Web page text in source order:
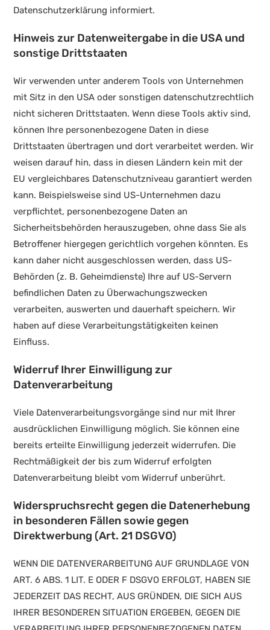
Datenschutzerklärung informiert.
Hinweis zur Datenweitergabe in die USA und
sonstige Drittstaaten
Wir verwenden unter anderem Tools von Unternehmen
mit Sitz in den USA oder sonstigen datenschutzrechtlich
nicht sicheren Drittstaaten. Wenn diese Tools aktiv sind,
können Ihre personenbezogene Daten in diese
Drittstaaten übertragen und dort verarbeitet werden. Wir
weisen darauf hin, dass in diesen Ländern kein mit der
EU vergleichbares Datenschutzniveau garantiert werden
kann. Beispielsweise sind US-Unternehmen dazu
verpflichtet, personenbezogene Daten an
Sicherheitsbehörden herauszugeben, ohne dass Sie als
Betroffener hiergegen gerichtlich vorgehen könnten. Es
kann daher nicht ausgeschlossen werden, dass US-
Behörden (z. B. Geheimdienste) Ihre auf US-Servern
befindlichen Daten zu Überwachungszwecken
verarbeiten, auswerten und dauerhaft speichern. Wir
haben auf diese Verarbeitungstätigkeiten keinen
Einfluss.
Widerruf Ihrer Einwilligung zur
Datenverarbeitung
Viele Datenverarbeitungsvorgänge sind nur mit Ihrer
ausdrücklichen Einwilligung möglich. Sie können eine
bereits erteilte Einwilligung jederzeit widerrufen. Die
Rechtmäßigkeit der bis zum Widerruf erfolgten
Datenverarbeitung bleibt vom Widerruf unberührt.
Widerspruchsrecht gegen die Datenerhebung
in besonderen Fällen sowie gegen
Direktwerbung (Art. 21 DSGVO)
WENN DIE DATENVERARBEITUNG AUF GRUNDLAGE VON
ART. 6 ABS. 1 LIT. E ODER F DSGVO ERFOLGT, HABEN SIE
JEDERZEIT DAS RECHT, AUS GRÜNDEN, DIE SICH AUS
IHRER BESONDEREN SITUATION ERGEBEN, GEGEN DIE